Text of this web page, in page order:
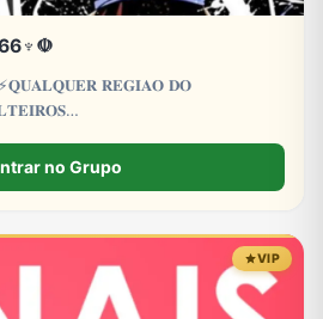
𝐑𝐄𝐆𝐈𝐀𝐎 𝐃𝐎
𝐌𝐄𝐍𝐎𝐑𝐄𝐒 𝐃𝐄 18 𝐀𝐍𝐎𝐒
no Grupo
VIP